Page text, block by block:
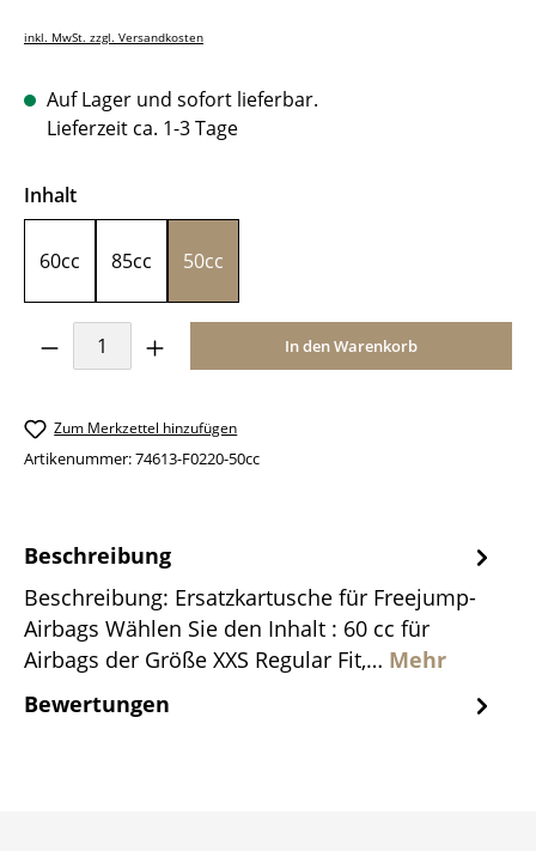
inkl. MwSt. zzgl. Versandkosten
Auf Lager und sofort lieferbar.
Lieferzeit ca. 1-3 Tage
Inhaltauswählen
60cc 85cc 50cc
Produkt Anzahl: Gib den gewünschten
In den Warenkorb
Zum Merkzettel hinzufügen
Artikenummer:74613-F0220-50cc
Beschreibung
Beschreibung: Ersatzkartusche für Freejump-
Airbags Wählen Sie den Inhalt : 60 cc für
Airbags der Größe XXS Regular Fit,… Mehr
Bewertungen